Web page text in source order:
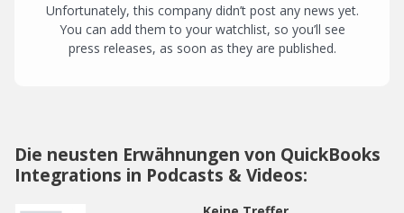
Unfortunately, this company didn’t post any news yet.
You can add them to your watchlist, so you’ll see
press releases, as soon as they are published.
Die neusten Erwähnungen von QuickBooks
Integrations in Podcasts & Videos: